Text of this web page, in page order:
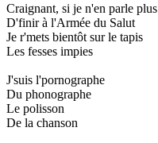
Craignant, si je n'en parle plus
D'finir à l'Armée du Salut
Je r'mets bientôt sur le tapis
Les fesses impies
J'suis l'pornographe
Du phonographe
Le polisson
De la chanson